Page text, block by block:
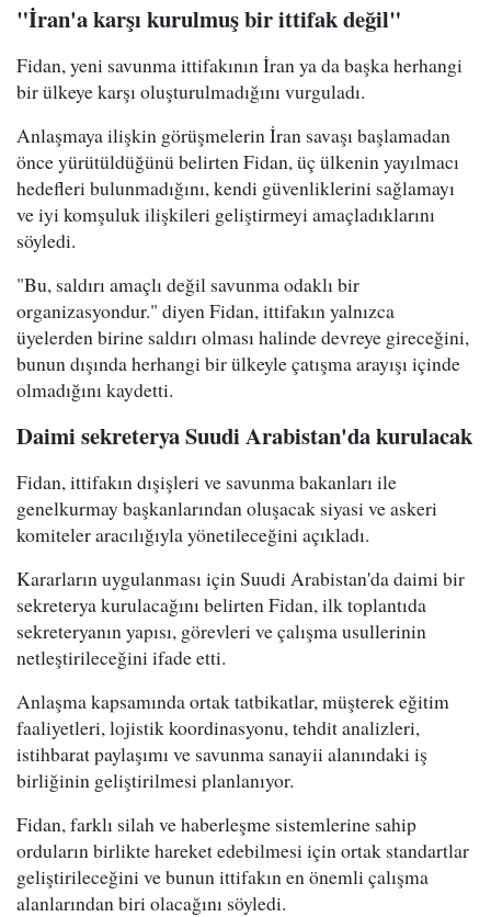
"İran'a karşı kurulmuş bir ittifak değil"
Fidan, yeni savunma ittifakının İran ya da başka herhangi
bir ülkeye karşı oluşturulmadığını vurguladı.
Anlaşmaya ilişkin görüşmelerin İran savaşı başlamadan
önce yürütüldüğünü belirten Fidan, üç ülkenin yayılmacı
hedefleri bulunmadığını, kendi güvenliklerini sağlamayı
ve iyi komşuluk ilişkileri geliştirmeyi amaçladıklarını
söyledi.
"Bu, saldırı amaçlı değil savunma odaklı bir
organizasyondur." diyen Fidan, ittifakın yalnızca
üyelerden birine saldırı olması halinde devreye gireceğini,
bunun dışında herhangi bir ülkeyle çatışma arayışı içinde
olmadığını kaydetti.
Daimi sekreterya Suudi Arabistan'da kurulacak
Fidan, ittifakın dışişleri ve savunma bakanları ile
genelkurmay başkanlarından oluşacak siyasi ve askeri
komiteler aracılığıyla yönetileceğini açıkladı.
Kararların uygulanması için Suudi Arabistan'da daimi bir
sekreterya kurulacağını belirten Fidan, ilk toplantıda
sekreteryanın yapısı, görevleri ve çalışma usullerinin
netleştirileceğini ifade etti.
Anlaşma kapsamında ortak tatbikatlar, müşterek eğitim
faaliyetleri, lojistik koordinasyonu, tehdit analizleri,
istihbarat paylaşımı ve savunma sanayii alanındaki iş
birliğinin geliştirilmesi planlanıyor.
Fidan, farklı silah ve haberleşme sistemlerine sahip
orduların birlikte hareket edebilmesi için ortak standartlar
geliştirileceğini ve bunun ittifakın en önemli çalışma
alanlarından biri olacağını söyledi.